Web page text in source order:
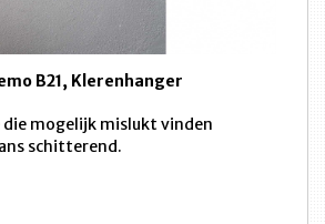
B21, Klerenhanger
mogelijk mislukt vinden
schitterend.